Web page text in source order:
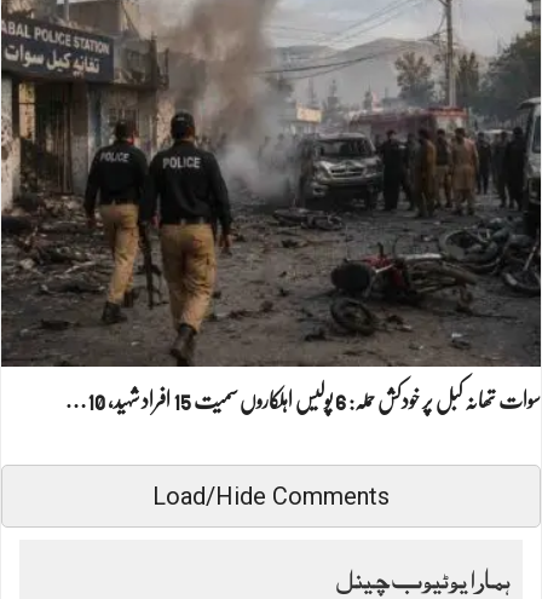
سوات تھانہ کبل پر خودکش حملہ: 6 پولیس اہلکاروں سمیت 15 افراد شہید، 10…
Load/Hide Comments
ہمارا یوٹیوب چینل